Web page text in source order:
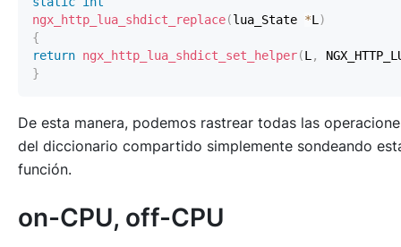
ngx_http_lua_shdict_replace(lua_State *L)
{
return ngx_http_lua_shdict_set_helper(L,
}
De esta manera, podemos rastrear todas las
del diccionario compartido simplemente sondeando
función.
on-CPU, off-CPU